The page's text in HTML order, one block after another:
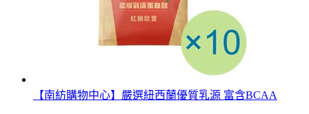
【南紡購物中心】嚴選紐西蘭優質乳源 富含BCAA